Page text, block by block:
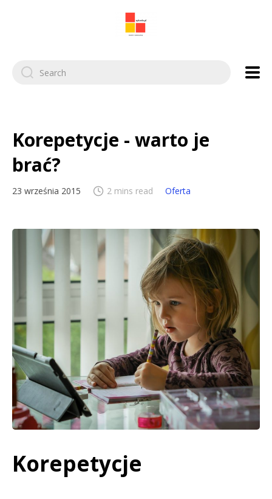
Search
for:
Korepetycje - warto je
brać?
23 września 2015 2 mins read Oferta
Korepetycje